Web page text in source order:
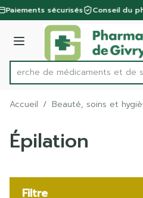
Aller au contenu
1 de 1
Paiements sécurisés Conseil du
Menu
Rechercher
Recherche de médicaments et
Accueil / Beauté, soins et
Épilation
Filtre